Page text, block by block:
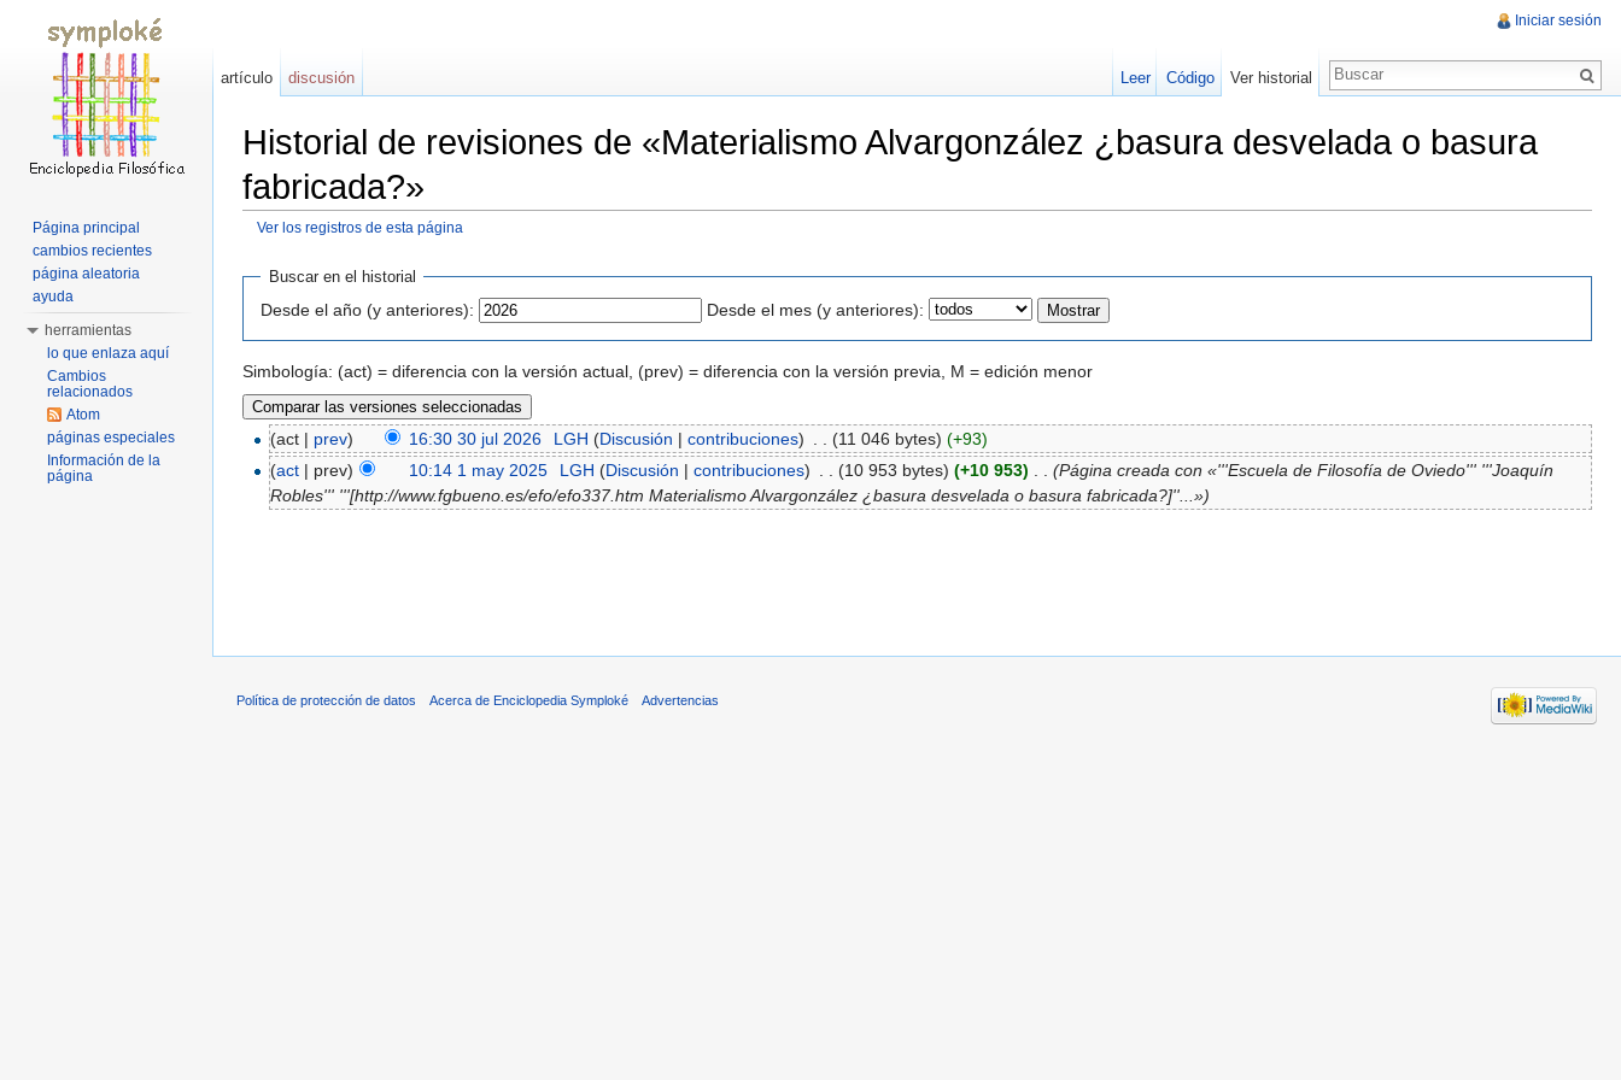
Historial de revisiones de «Materialismo Alvargonzález ¿basura desvelada o basura
fabricada?»
Ver los registros de esta página
Buscar en el historial
Desde el año (y anteriores): Desde el mes (y anteriores):
Simbología: (act) = diferencia con la versión actual, (prev) = diferencia con la versión previa, M = edición menor
(act | prev) 16:30 30 jul 2026 LGH (Discusión | contribuciones) (11 046 bytes) (+93)
(act | prev) 10:14 1 may 2025 LGH (Discusión | contribuciones) (10 953 bytes) (+10 953)
(Página creada con «'''Escuela de Filosofía de Oviedo''' '''Joaquín
Robles''' '''[http://www.fgbueno.es/efo/efo337.htm Materialismo Alvargonzález ¿basura desvelada o basura fabricada?]''...»)
Iniciar sesión
artículo discusión Leer Código Ver historial
Página principal
cambios recientes
página aleatoria
ayuda
herramientas
lo que enlaza aquí
Cambios
relacionados
Atom
páginas especiales
Información de la
página
Política de protección de datos Acerca de Enciclopedia Symploké Advertencias